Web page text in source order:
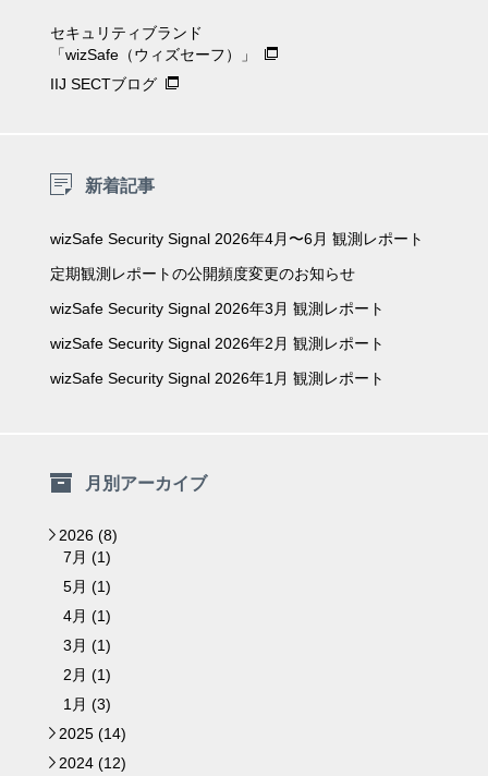
セキュリティブランド
「wizSafe（ウィズセーフ）」
IIJ SECTブログ
新着記事
wizSafe Security Signal 2026年4月〜6月 観測レポート
定期観測レポートの公開頻度変更のお知らせ
wizSafe Security Signal 2026年3月 観測レポート
wizSafe Security Signal 2026年2月 観測レポート
wizSafe Security Signal 2026年1月 観測レポート
月別アーカイブ
▼
2026 (8)
7月 (1)
5月 (1)
4月 (1)
3月 (1)
2月 (1)
1月 (3)
►
2025 (14)
►
2024 (12)